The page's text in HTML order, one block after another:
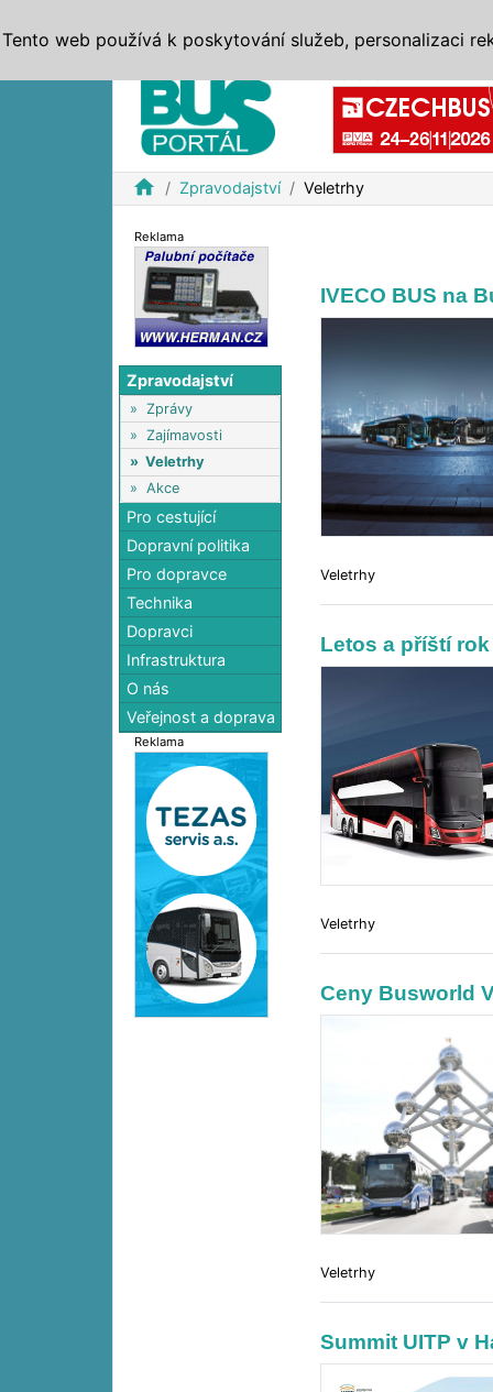
home Zpravodajství Veletrhy
Reklama
Zpravodajství
» Zprávy
» Zajímavosti
» Veletrhy
» Akce
Pro cestující
Dopravní politika
Pro dopravce
Technika
Dopravci
Infrastruktura
O nás
Veřejnost a doprava
Reklama
IVECO BUS na
Veletrhy
Letos a příští
Veletrhy
Ceny Busworld
Veletrhy
Summit UITP v
Tento web používá k poskytování služeb, personalizaci